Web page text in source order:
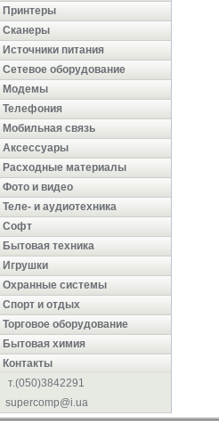
Принтеры
Сканеры
Источники питания
Сетевое оборудование
Модемы
Телефония
Мобильная связь
Аксессуары
Расходные материалы
Фото и видео
Теле- и аудиотехника
Софт
Бытовая техника
Игрушки
Охранные системы
Cпорт и отдых
Торговое оборудование
Бытовая химия
Контакты
т.(050)3842291
supercomp@i.ua